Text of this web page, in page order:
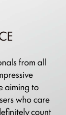
from all
aiming to
who care
count